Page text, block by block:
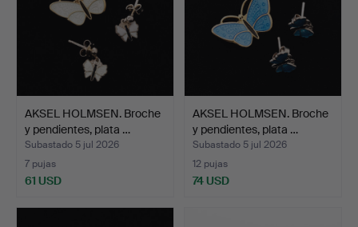
AKSEL HOLMSEN. Broche
y pendientes, plata …
Subastado 5 jul 2026
7 pujas
61 USD
AKSEL HOLMSEN. Broche
y pendientes, plata …
Subastado 5 jul 2026
12 pujas
74 USD